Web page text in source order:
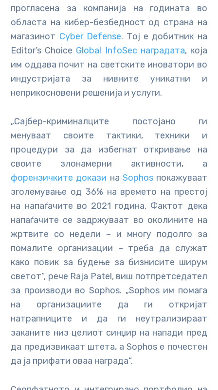
прогласена за компанија на годината во
областа на кибер-безбедност од страна на
магазинот Cyber ​​Defense. Тој е добитник на
Editor’s Choice Global InfoSec наградата, која
им оддава почит на светските иноватори во
индустријата за нивните уникатни и
неприкосновени решенија и услуги.
„Сајбер-криминалците постојано ги
менуваат своите тактики, техники и
процедури за да избегнат откривање на
своите злонамерни активности, а
форензичките докази на Sophosпокажуваат
зголемување од 36% на времето на престој
на напаѓачите во 2021 година. Фактот дека
напаѓачите се задржуваат во околините на
жртвите со недели – и многу подолго за
помалите организации – треба да служат
како повик за будење за бизнисите ширум
светот“, рече Raja Patel, виш потпретседател
за производи во Sophos. „Sophos им помага
на организациите да ги откријат
натрапниците и да ги неутрализираат
заканите низ целиот синџир на напади пред
да предизвикаат штета, а Sophos е почестен
да ја прифати оваа награда“.